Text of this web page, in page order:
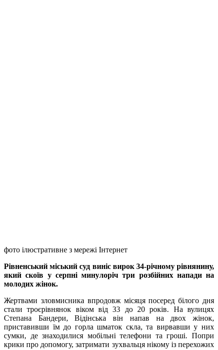
фото ілюстративне з мережі Інтернет
Рівненський міський суд виніс вирок 34-річному рівнянину,
який скоїв у серпні минулоріч три розбійних напади на
молодих жінок.
Жертвами зловмисника впродовж місяця посеред білого дня
стали троєрівнянок віком від 33 до 20 років. На вулицях
Степана Бандери, Відінська він напав на двох жінок,
приставивши їм до горла шматок скла, та вирвавши у них
сумки, де знаходилися мобільні телефони та гроші. Попри
крики про допомогу, затримати зухвальця нікому із перехожих